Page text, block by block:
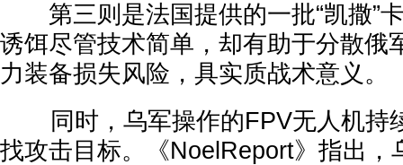
第三则是法国提供的一批“凯撒”
诱饵尽管技术简单，却有助于分散俄
力装备损失风险，具实质战术意义。
同时，乌军操作的FPV无人机持
找攻击目标。《NoelReport》指出，